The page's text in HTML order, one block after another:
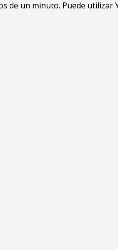
de un minuto. Puede